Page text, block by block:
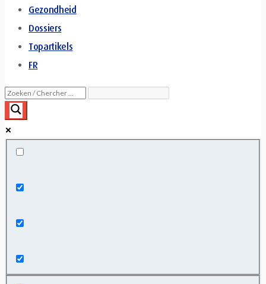
Gezondheid
Dossiers
Topartikels
FR